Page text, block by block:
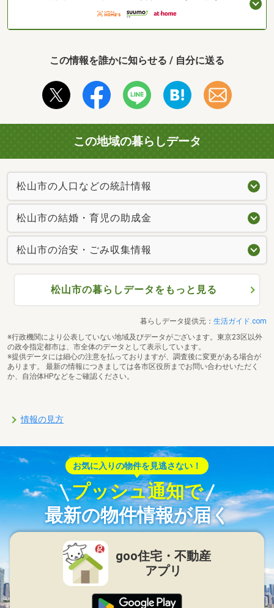
この情報を誰かに知らせる / 自分に送る
この地域の暮らしデータ
松山市の人口などの統計情報
松山市の結婚・育児の助成金
松山市の治安・ごみ収集情報
松山市の暮らしデータをもっと見る
暮らしデータ提供元： 生活ガイド.com
※行政機関により公表していない地域及びデータがございます。東京23区以外
の政令指定都市は、市全体のデータとして表示しています。
※提供データには細心の注意を払っておりますが、調査後に変更がある場合が
あります。 最新の情報につきましては各市区役所までお問い合わせいただく
か、自治体HPなどをご確認ください。
情報の見方
お気に入りの物件を見逃さない！
プッシュ通知で
最新の物件情報が届く
goo住宅・不動産
アプリ